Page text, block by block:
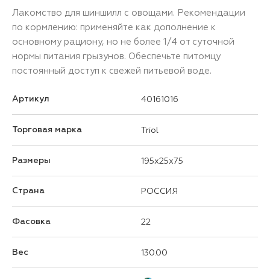
Лакомство для шиншилл с овощами. Рекомендации
по кормлению: применяйте как дополнение к
основному рациону, но не более 1/4 от суточной
нормы питания грызунов. Обеспечьте питомцу
постоянный доступ к свежей питьевой воде.
Артикул 40161016
Торговая марка Triol
Размеры 195x25x75
Страна РОССИЯ
Фасовка 22
Вес 130.00